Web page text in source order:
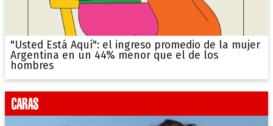
"Usted Está Aquí": el ingreso promedio de la mujer
Argentina en un 44% menor que el de los
hombres